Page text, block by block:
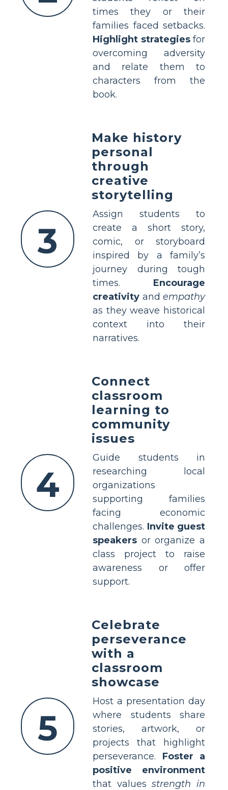
times they or their
families faced setbacks.
Highlight strategiesfor
overcoming adversity
and relate them to
characters from the
book.
3
Make history
personal
through
creative
storytelling
Assign students to
create a short story,
comic, or storyboard
inspired by a family’s
journey during tough
times. Encourage
creativity and empathy
as they weave historical
context into their
narratives.
4
Connect
classroom
learning to
community
issues
Guide students in
researching local
organizations
supporting families
facing economic
challenges. Invite guest
speakers or organize a
class project to raise
awareness or offer
support.
5
Celebrate
perseverance
with a
classroom
showcase
Host a presentation day
where students share
stories, artwork, or
projects that highlight
perseverance. Foster a
positive environment
that valuesstrength in